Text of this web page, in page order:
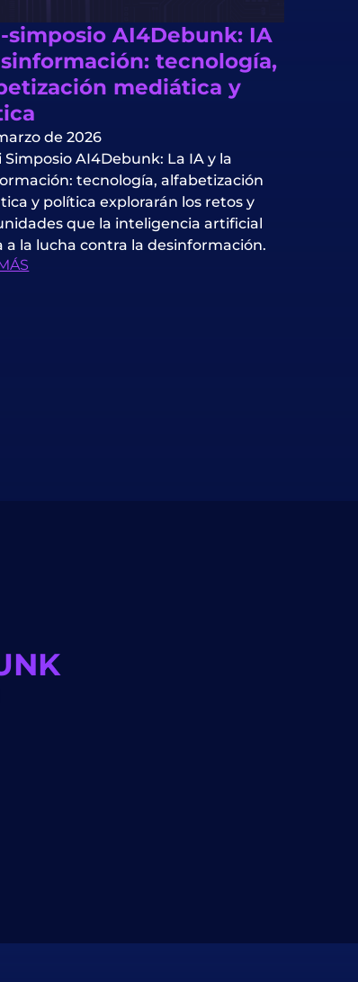
simposio AI4Debunk: IA
tecnología,
mediática y
de 2026
Simposio AI4Debunk: La IA y la
tecnología, alfabetización
y política explorarán los retos y
que la inteligencia artificial
a la lucha contra la desinformación.